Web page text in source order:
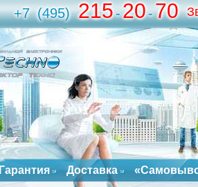
+7 (495) 215-20-70
Гарантия Доставка